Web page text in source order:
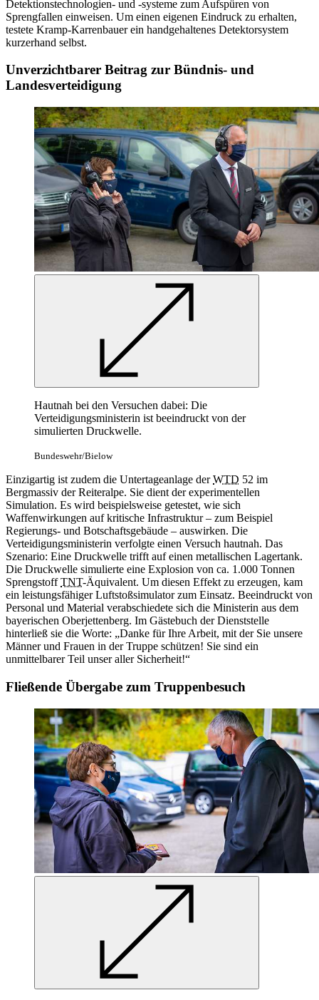
Detektionstechnologien- und -systeme zum Aufspüren von
Sprengfallen einweisen. Um einen eigenen Eindruck zu erhalten,
testete Kramp-Karrenbauer ein handgehaltenes Detektorsystem
kurzerhand selbst.
Unverzichtbarer Beitrag zur Bündnis- und
Landesverteidigung
Hautnah bei den Versuchen dabei: Die
Verteidigungsministerin ist beeindruckt von der
simulierten Druckwelle.
Bundeswehr/Bielow
Einzigartig ist zudem die Untertageanlage derWTD 52 im
Bergmassiv der Reiteralpe. Sie dient der experimentellen
Simulation. Es wird beispielsweise getestet, wie sich
Waffenwirkungen auf kritische Infrastruktur – zum Beispiel
Regierungs- und Botschaftsgebäude – auswirken. Die
Verteidigungsministerin verfolgte einen Versuch hautnah. Das
Szenario: Eine Druckwelle trifft auf einen metallischen Lagertank.
Die Druckwelle simulierte eine Explosion von ca. 1.000 Tonnen
SprengstoffTNT-Äquivalent. Um diesen Effekt zu erzeugen, kam
ein leistungsfähiger Luftstoßsimulator zum Einsatz. Beeindruckt von
Personal und Material verabschiedete sich die Ministerin aus dem
bayerischen Oberjettenberg. Im Gästebuch der Dienststelle
hinterließ sie die Worte: „Danke für Ihre Arbeit, mit der Sie unsere
Männer und Frauen in der Truppe schützen! Sie sind ein
unmittelbarer Teil unser aller Sicherheit!“
Fließende Übergabe zum Truppenbesuch